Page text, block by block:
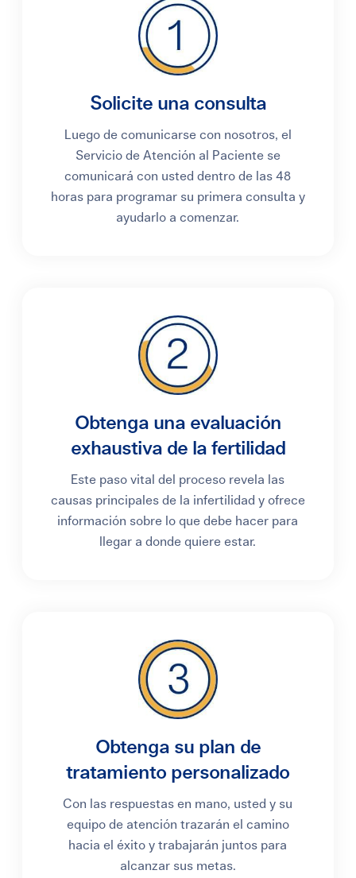
Solicite una consulta
Luego de comunicarse con nosotros, el
Servicio de Atención al Paciente se
comunicará con usted dentro de las 48
horas para programar su primera consulta y
ayudarlo a comenzar.
Obtenga una evaluación
exhaustiva de la fertilidad
Este paso vital del proceso revela las
causas principales de la infertilidad y ofrece
información sobre lo que debe hacer para
llegar a donde quiere estar.
Obtenga su plan de
tratamiento personalizado
Con las respuestas en mano, usted y su
equipo de atención trazarán el camino
hacia el éxito y trabajarán juntos para
alcanzar sus metas.